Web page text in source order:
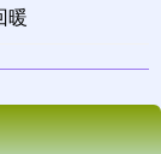
暖